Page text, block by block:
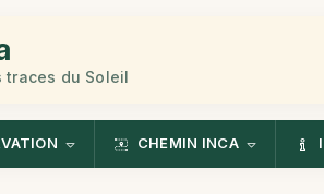
traces du Soleil
CHEMIN INCA